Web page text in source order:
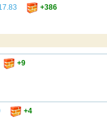
+386
+9
+4